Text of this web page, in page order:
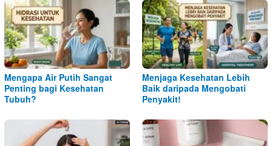
Mengapa Air Putih Sangat
Penting bagi Kesehatan
Tubuh?
Menjaga Kesehatan Lebih
Baik daripada Mengobati
Penyakit!